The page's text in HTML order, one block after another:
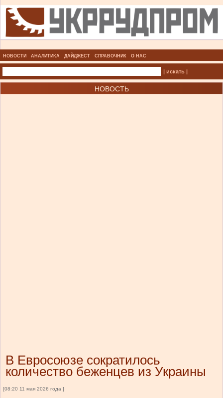
НОВОСТИ АНАЛИТИКА ДАЙДЖЕСТ СПРАВОЧНИК О НАС
| искать |
НОВОСТЬ
В Евросоюзе сократилось
количество беженцев из Украины
[08:20 11 мая 2026 года ]